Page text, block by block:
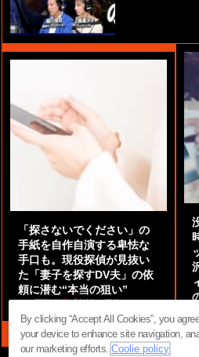
「探さないでください」の
手紙を自作自演する卑怯な
手口も。現役探偵が見抜い
た「妻子を探すDV夫」の依
頼に潜む“本当の狙い”
by 阿部泰尚『伝説の探偵』
By clicking “Accept All Cookies”, you
your device to enhance site navigation,
our marketing efforts.Coolie policy